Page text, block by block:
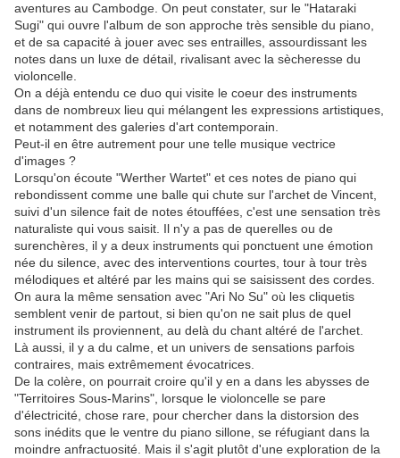
aventures au Cambodge. On peut constater, sur le "Hataraki
Sugi" qui ouvre l'album de son approche très sensible du piano,
et de sa capacité à jouer avec ses entrailles, assourdissant les
notes dans un luxe de détail, rivalisant avec la sècheresse du
violoncelle.
On a déjà entendu ce duo qui visite le coeur des instruments
dans de nombreux lieu qui mélangent les expressions artistiques,
et notamment des galeries d'art contemporain.
Peut-il en être autrement pour une telle musique vectrice
d'images ?
Lorsqu'on écoute "Werther Wartet" et ces notes de piano qui
rebondissent comme une balle qui chute sur l'archet de Vincent,
suivi d'un silence fait de notes étouffées, c'est une sensation très
naturaliste qui vous saisit. Il n'y a pas de querelles ou de
surenchères, il y a deux instruments qui ponctuent une émotion
née du silence, avec des interventions courtes, tour à tour très
mélodiques et altéré par les mains qui se saisissent des cordes.
On aura la même sensation avec "Ari No Su" où les cliquetis
semblent venir de partout, si bien qu'on ne sait plus de quel
instrument ils proviennent, au delà du chant altéré de l'archet.
Là aussi, il y a du calme, et un univers de sensations parfois
contraires, mais extrêmement évocatrices.
De la colère, on pourrait croire qu'il y en a dans les abysses de
"Territoires Sous-Marins", lorsque le violoncelle se pare
d'électricité, chose rare, pour chercher dans la distorsion des
sons inédits que le ventre du piano sillone, se réfugiant dans la
moindre anfractuosité. Mais il s'agit plutôt d'une exploration de la